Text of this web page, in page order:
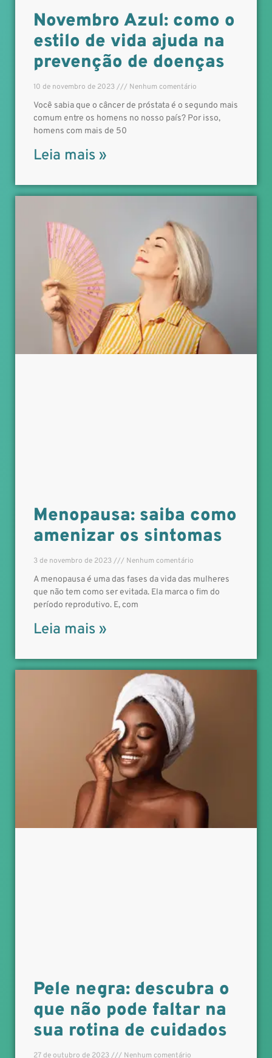
Novembro Azul: como o
estilo de vida ajuda na
prevenção de doenças
10 de novembro de 2023 Nenhum comentário
Você sabia que o câncer de próstata é o segundo mais
comum entre os homens no nosso país? Por isso,
homens com mais de 50
Leia mais »
Menopausa: saiba como
amenizar os sintomas
3 de novembro de 2023 Nenhum comentário
A menopausa é uma das fases da vida das mulheres
que não tem como ser evitada. Ela marca o fim do
período reprodutivo. E, com
Leia mais »
Pele negra: descubra o
que não pode faltar na
sua rotina de cuidados
27 de outubro de 2023 Nenhum comentário